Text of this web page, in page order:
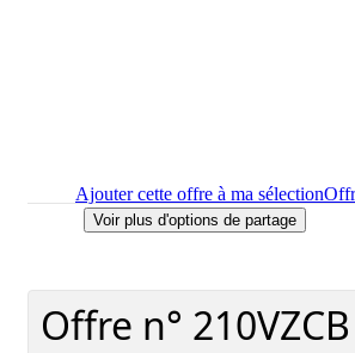
Ajouter cette offre à ma sélection
Voir plus d'options de partage
Offre n° 210VZCB